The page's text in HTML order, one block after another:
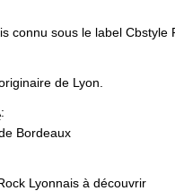
connu sous le label
de Lyon.
:
Bordeaux
Lyonnais à découvrir